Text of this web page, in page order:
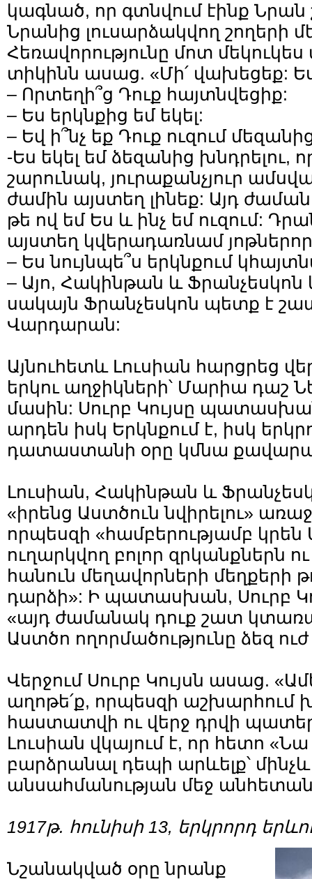
կագնած, որ գտնվում էինք
Նրանից լուսարձակվող շողերի
Հեռավորությունը մոտ մեկուկես
տիկինն ասաց. «Մի՛ վախեցեք:
– Որտեղի՞ց Դուք հայտնվեցիք:
– Ես երկնքից եմ եկել:
– Եվ ի՞նչ եք Դուք ուզում
-Ես եկել եմ ձեզանից խնդրելու,
շարունակ, յուրաքանչյուր
ժամին այստեղ լինեք: Այդ
թե ով եմ Ես և ինչ եմ ուզում:
այստեղ կվերադառնամ
– Ես նույնպե՞ս երկնքում
– Այո, Հակինթան և Ֆրանչեսկոն
սակայն Ֆրանչեսկոն պետք է
Վարդարան:
Այնուհետև Լուսիան հարցրեց
երկու աղջիկների՝ Մարիա դաշ
մասին: Սուրբ Կույսը
արդեն իսկ Երկնքում է, իսկ
դատաստանի օրը կմնա
Լուսիան, Հակինթան և
«իրենց Աստծուն նվիրելու»
որպեսզի «համբերությամբ կրեն
ուղարկվող բոլոր զրկանքներն
հանուն մեղավորների մեղքերի
դարձի»: Ի պատասխան, Սուրբ
«այդ ժամանակ դուք շատ
Աստծո ողորմածությունը ձեզ
Վերջում Սուրբ Կույսն ասաց.
աղոթե՛ք, որպեսզի աշխարհում
հաստատվի ու վերջ դրվի
Լուսիան վկայում է, որ հետո
բարձրանալ դեպի արևելք՝
անսահմանության մեջ
1917թ. հունիսի13, երկրորդ
Նշանակված օրը նրանք